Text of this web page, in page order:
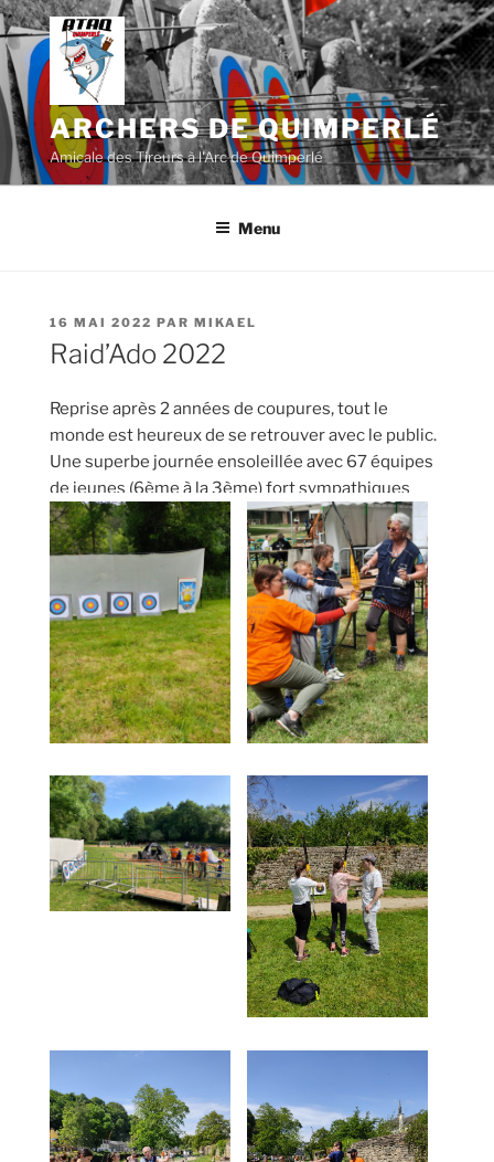
Aller
au
contenu
principal
ARCHERS DE QUIMPERLÉ
Amicale des Tireurs à l'Arc de Quimperlé
Menu
PUBLIÉ
LE
16 MAI 2022 PAR MIKAEL
Raid’Ado 2022
Reprise après 2 années de coupures, tout le
monde est heureux de se retrouver avec le public.
Une superbe journée ensoleillée avec 67 équipes
de jeunes (6ème à la 3ème) fort sympathiques